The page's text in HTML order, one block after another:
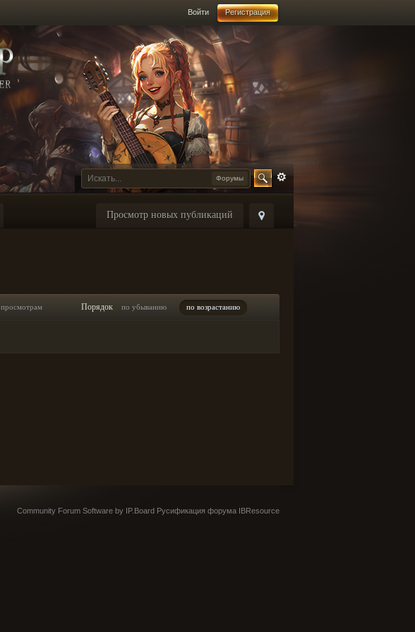
Войти Регистрация
Форумы
Просмотр новых публикаций
просмотрам Порядок по убыванию по возрастанию
Community Forum Software by IP.Board Русификация форума IBResource